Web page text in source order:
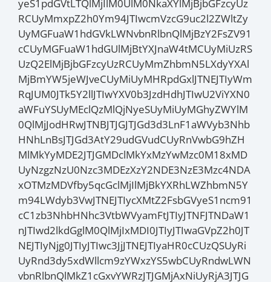
yeS1pdGVtLTQlMjIlM0UlM0NkaXYlMjBjbGFzcyUz
RCUyMmxpZ2h0Ym94JTIwcmVzcG9uc2l2ZWltZy
UyMGFuaW1hdGVkLWNvbnRlbnQlMjBzY2FsZV91
cCUyMGFuaW1hdGUlMjBtYXJnaW4tMCUyMiUzRS
UzQ2ElMjBjbGFzcyUzRCUyMmZhbmN5LXdyYXAl
MjBmYW5jeWJveCUyMiUyMHRpdGxlJTNEJTIyWm
RqJUM0JTk5Y2llJTIwYXV0b3JzdHdhJTIwU2ViYXN0
aWFuYSUyMEclQzMlQjNyeSUyMiUyMGhyZWYlM
0QlMjJodHRwJTNBJTJGJTJGd3d3LnF1aWVyb3Nhb
HNhLnBsJTJGd3AtY29udGVudCUyRnVwbG9hZH
MlMkYyMDE2JTJGMDclMkYxMzYwMzc0M18xMD
UyNzgzNzU0Nzc3MDEzXzY2NDE3NzE3Mzc4NDA
xOTMzMDVfby5qcGclMjIlMjBkYXRhLWZhbmN5Y
m94LWdyb3VwJTNEJTIycXMtZ2FsbGVyeS1ncm91
cC1zb3NhbHNhc3VtbWVyamFtJTIyJTNFJTNDaW1
nJTIwd2lkdGglM0QlMjIxMDI0JTIyJTIwaGVpZ2h0JT
NEJTIyNjg0JTIyJTIwc3JjJTNEJTIyaHR0cCUzQSUyRi
UyRnd3dy5xdWllcm9zYWxzYS5wbCUyRndwLWN
vbnRlbnQlMkZ1cGxvYWRzJTJGMjAxNiUyRjA3JTJG